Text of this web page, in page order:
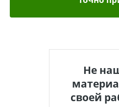
Не
своей